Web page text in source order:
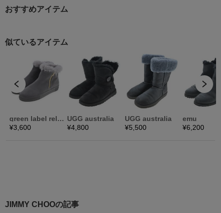
おすすめアイテム
JIMMY CHOOの記事